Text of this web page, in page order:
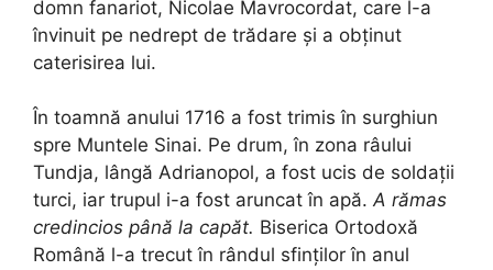
domn fanariot, Nicolae Mavrocordat, care l-a
învinuit pe nedrept de trădare și a obținut
caterisirea lui.
În toamnă anului 1716 a fost trimis în surghiun
spre Muntele Sinai. Pe drum, în zona râului
Tundja, lângă Adrianopol, a fost ucis de soldații
turci, iar trupul i-a fost aruncat în apă.A rămas
credincios până la capăt. Biserica Ortodoxă
Română l-a trecut în rândul sfinților în anul